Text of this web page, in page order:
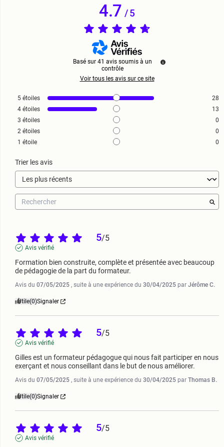
4.7/5
Basé sur 41 avis soumis à un
contrôle
Voir tous les avis sur ce site
5 étoiles
28
4 étoiles
13
3 étoiles
0
2 étoiles
0
1 étoile 0
Trier les avis
5/5
Avis vérifié
Formation bien construite, complète et présentée avec beaucoup
de pédagogie de la part du formateur.
Avis du 07/05/2025 , suite à une expérience du 30/04/2025 par Jérôme C.
Utile(0)Signaler
5/5
Avis vérifié
Gilles est un formateur pédagogue qui nous fait participer en nous
exerçant et nous conseillant dans le but de nous améliorer.
Avis du 07/05/2025 , suite à une expérience du 30/04/2025 par Thomas B.
Utile(0)Signaler
5/5
Avis vérifié